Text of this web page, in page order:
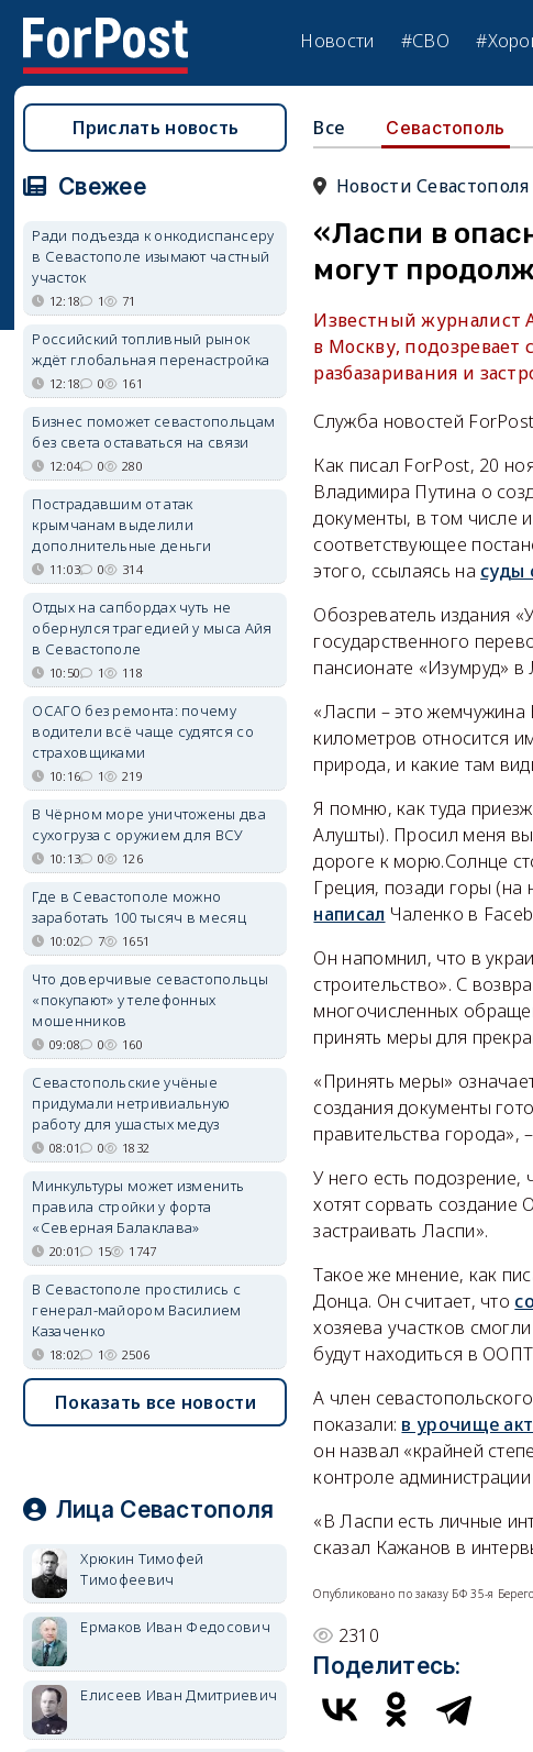
Новости #СВО
Все Севастополь
Новости Севастополя
«Ласпи в
могут
Известный журналист
в Москву, подозревает
разбазаривания и
Служба новостей ForPost
Как писал ForPost, 20
Владимира Путина о
документы, в том числе
соответствующее
этого, ссылаясь на суды
Обозреватель издания
государственного
пансионате «Изумруд» в
«Ласпи – это
километров относится
природа, и какие там
Я помню, как туда
Алушты). Просил меня
дороге к морю.Солнце
Греция, позади горы (на
написал Чаленко в
Он напомнил, что в
строительство». С
многочисленных
принять меры для
«Принять меры»
создания документы
правительства
У него есть подозрение,
хотят сорвать
застраивать Ласпи».
Такое же мнение, как
Донца. Он считает, что
хозяева участков
будут находиться в
А член
показали: в урочище
он назвал «крайней
контроле
«В Ласпи есть личные
сказал Кажанов в
Опубликовано по заказу БФ 35-я
2310
Поделитесь:
Прислать новость
Свежее
Ради подъезда к онкодиспансеру
в Севастополе изымают частный
участок
12:18 1 71
Российский топливный рынок
ждёт глобальная перенастройка
12:18 0 161
Бизнес поможет севастопольцам
без света оставаться на связи
12:04 0 280
Пострадавшим от атак
крымчанам выделили
дополнительные деньги
11:03 0 314
Отдых на сапбордах чуть не
обернулся трагедией у мыса Айя
в Севастополе
10:50 1 118
ОСАГО без ремонта: почему
водители всё чаще судятся со
страховщиками
10:16 1 219
В Чёрном море уничтожены два
сухогруза с оружием для ВСУ
10:13 0 126
Где в Севастополе можно
заработать 100 тысяч в месяц
10:02 7 1651
Что доверчивые севастопольцы
«покупают» у телефонных
мошенников
09:08 0 160
Севастопольские учёные
придумали нетривиальную
работу для ушастых медуз
08:01 0 1832
Минкультуры может изменить
правила стройки у форта
«Северная Балаклава»
20:01 15 1747
В Севастополе простились с
генерал-майором Василием
Казаченко
18:02 1 2506
Показать все новости
Лица Севастополя
Хрюкин Тимофей
Тимофеевич
Ермаков Иван Федосович
Елисеев Иван Дмитриевич